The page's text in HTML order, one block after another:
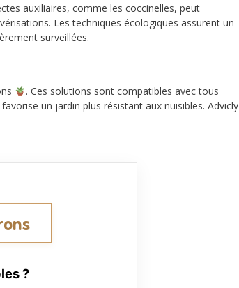
auxiliaires, comme les coccinelles, peut
Les techniques écologiques assurent un
surveillées.
. Ces solutions sont compatibles avec tous
un jardin plus résistant aux nuisibles. Advicly
?